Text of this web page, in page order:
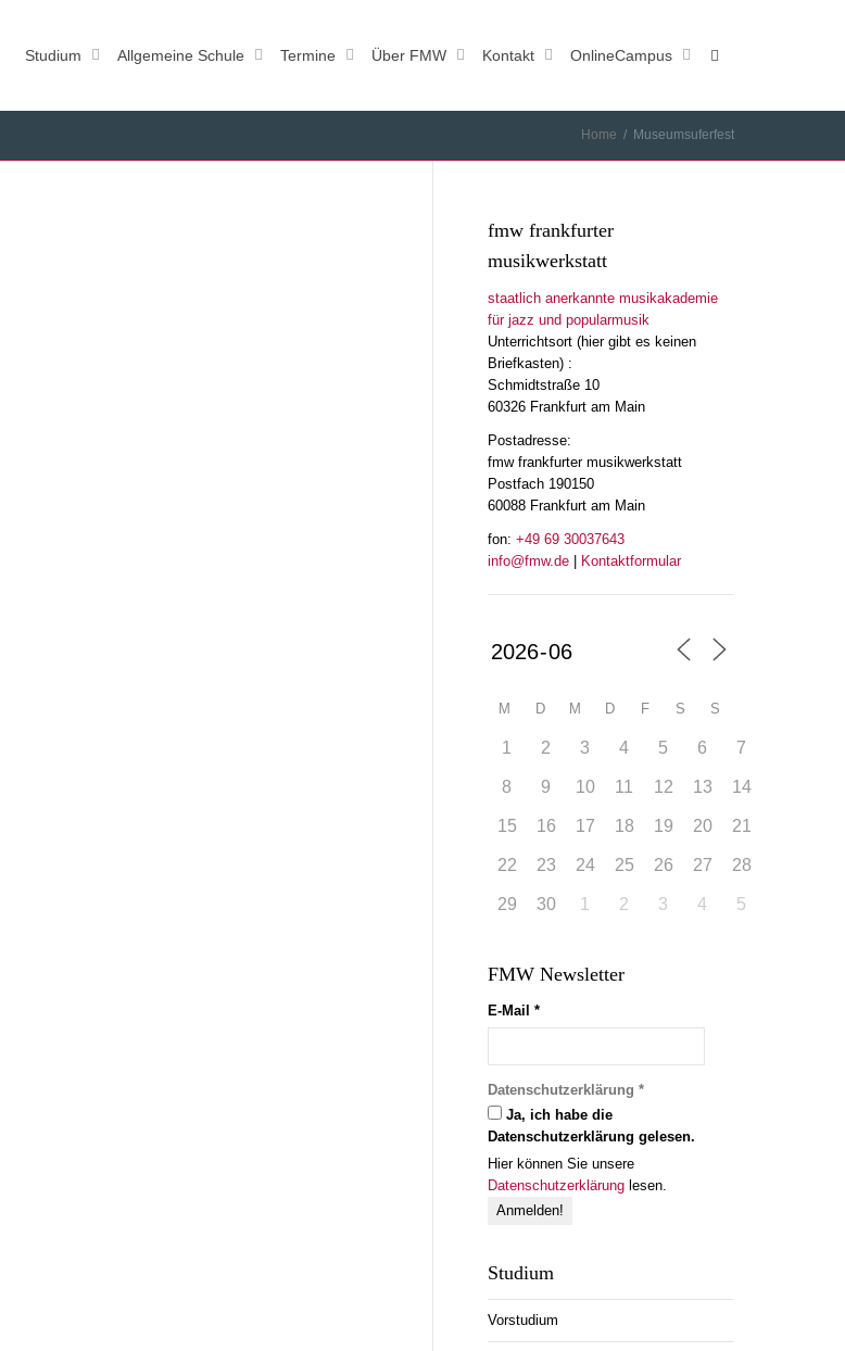
Studium Allgemeine Schule Termine Über FMW Kontakt OnlineCampus
Home Museumsuferfest
fmw frankfurter
musikwerkstatt
staatlich anerkannte musikakademie
für jazz und popularmusik
Unterrichtsort (hier gibt es keinen
Briefkasten) :
Schmidtstraße 10
60326 Frankfurt am Main
Postadresse:
fmw frankfurter musikwerkstatt
Postfach 190150
60088 Frankfurt am Main
fon: +49 69 30037643
info@fmw.de| Kontaktformular
M D M D F S S
1 2 3 4 5 6 7
8 9 10 11 12 13 14
15 16 17 18 19 20 21
22 23 24 25 26 27 28
29 30 1 2 3 4 5
FMW Newsletter
E-Mail *
Datenschutzerklärung *
Ja, ich habe die
Datenschutzerklärung gelesen.
Hier können Sie unsere
Datenschutzerklärunglesen.
Studium
Vorstudium